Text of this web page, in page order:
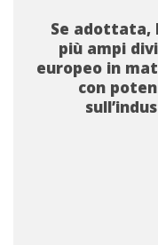
Se adottata,
più ampi
europeo in
con